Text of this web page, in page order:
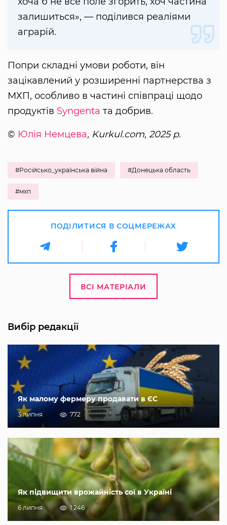
залишиться», — поділився реаліями
аграрій.
Попри складні умови роботи, він
зацікавлений у розширенні партнерства з
МХП, особливо в частині співпраці щодо
продуктів Syngenta та добрив.
© Юлія Немцева, Kurkul.com, 2025 р.
#Російсько_українська війна #Донецька область
#мхп
ПОДІЛИТИСЯ В СОЦМЕРЕЖАХ
ВСІ МАТЕРІАЛИ
Вибір редакції
Як малому фермеру продавати в ЄС
3 липня 772
Як підвищити врожайність сої в Україні
6 липня 1 246